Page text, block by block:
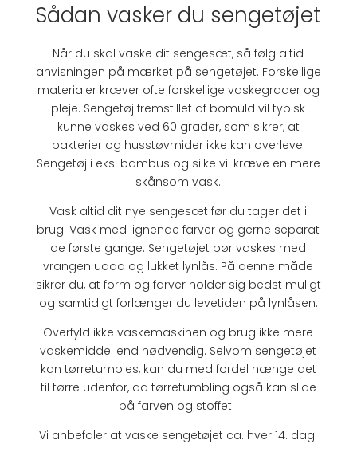
Sådan vasker du sengetøjet
Når du skal vaske dit sengesæt, så følg altid
anvisningen på mærket på sengetøjet. Forskellige
materialer kræver ofte forskellige vaskegrader og
pleje. Sengetøj fremstillet af bomuld vil typisk
kunne vaskes ved 60 grader, som sikrer, at
bakterier og husstøvmider ikke kan overleve.
Sengetøj i eks. bambus og silke vil kræve en mere
skånsom vask.
Vask altid dit nye sengesæt før du tager det i
brug. Vask med lignende farver og gerne separat
de første gange. Sengetøjet bør vaskes med
vrangen udad og lukket lynlås. På denne måde
sikrer du, at form og farver holder sig bedst muligt
og samtidigt forlænger du levetiden på lynlåsen.
Overfyld ikke vaskemaskinen og brug ikke mere
vaskemiddel end nødvendig. Selvom sengetøjet
kan tørretumbles, kan du med fordel hænge det
til tørre udenfor, da tørretumbling også kan slide
på farven og stoffet.
Vi anbefaler at vaske sengetøjet ca. hver 14. dag.